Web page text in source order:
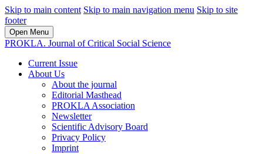
Skip to main content Skip to main navigation menu Skip to site
footer
Open Menu
PROKLA. Journal of Critical Social Science
Current Issue
About Us
About the journal
Editorial Masthead
PROKLA Association
Newsletter
Scientific Advisory Board
Privacy Policy
Imprint